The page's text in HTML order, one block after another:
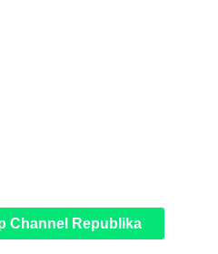
Channel Republika